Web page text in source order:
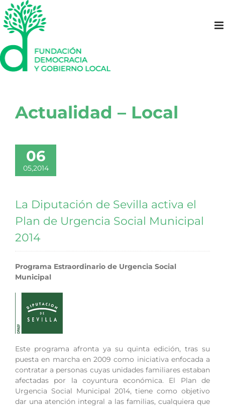
Saltar
al
contenido
Actualidad – Local
06
05,2014
La Diputación de Sevilla activa el
Plan de Urgencia Social Municipal
2014
Programa Estraordinario de Urgencia Social
Municipal
Este programa afronta ya su quinta edición, tras su
puesta en marcha en 2009 como iniciativa enfocada a
contratar a personas cuyas unidades familiares estaban
afectadas por la coyuntura económica. El Plan de
Urgencia Social Municipal 2014, tiene como objetivo
dar una atención integral a las familias, cualquiera que